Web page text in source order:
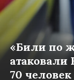
«Били по
70